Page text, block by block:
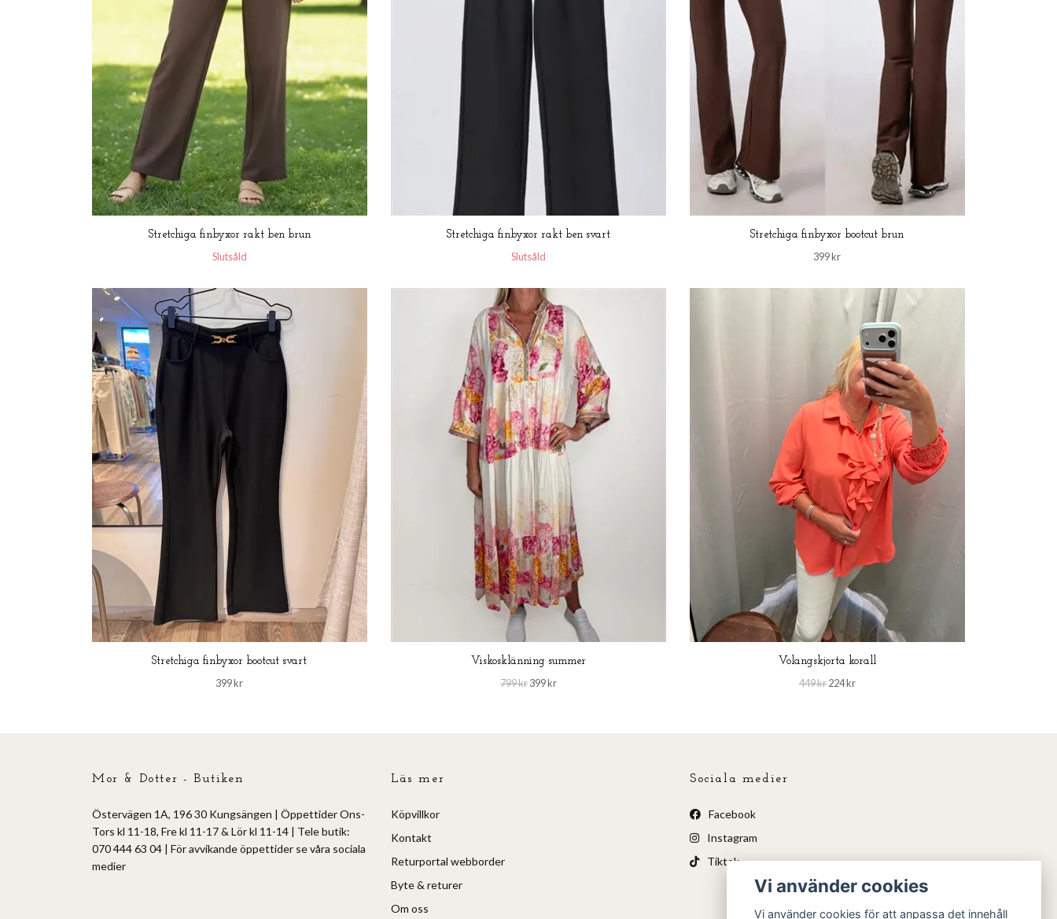
Stretchiga finbyxor rakt ben brun
Slutsåld
Stretchiga finbyxor rakt ben svart
Slutsåld
Stretchiga finbyxor bootcut brun
399 kr
Stretchiga finbyxor bootcut svart
399 kr
Viskosklänning summer
799 kr399 kr
Volangskjorta korall
449 kr224 kr
Mor & Dotter - Butiken
Östervägen 1A, 196 30 Kungsängen | Öppettider Ons-
Tors kl 11-18, Fre kl 11-17 & Lör kl 11-14 | Tele butik:
070 444 63 04 | För avvikande öppettider se våra sociala
medier
Läs mer
Köpvillkor
Kontakt
Returportal webborder
Byte & returer
Om oss
Sociala medier
Facebook
Instagram
Tiktok
Vi använder cookies
Vi använder cookies för att anpassa det innehåll